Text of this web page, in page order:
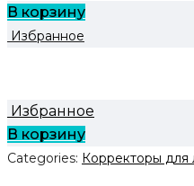
В корзину
Избранное
Избранное
В корзину
Categories: Корректоры для